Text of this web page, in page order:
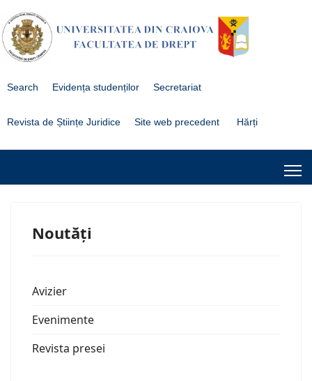
Search Evidența studenților Secretariat
Revista de Științe Juridice Site web precedent Hărți
Noutăți
Avizier
Evenimente
Revista presei